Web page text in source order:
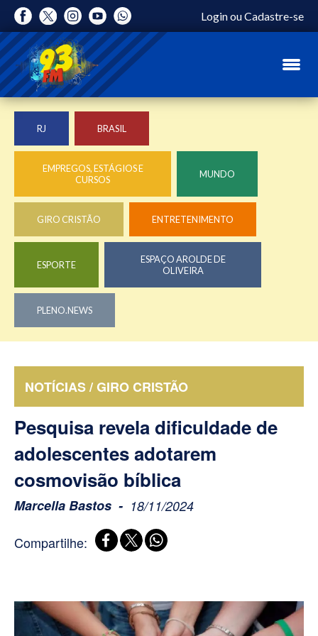
LoginouCadastre-se
RJ BRASIL
EMPREGOS, ESTÁGIOS E
CURSOS
MUNDO
GIRO CRISTÃO ENTRETENIMENTO
ESPORTE
ESPAÇO AROLDE DE
OLIVEIRA
PLENO.NEWS
NOTÍCIAS / GIRO CRISTÃO
Pesquisa revela dificuldade de
adolescentes adotarem
cosmovisão bíblica
Marcella Bastos 18/11/2024
Compartilhe: